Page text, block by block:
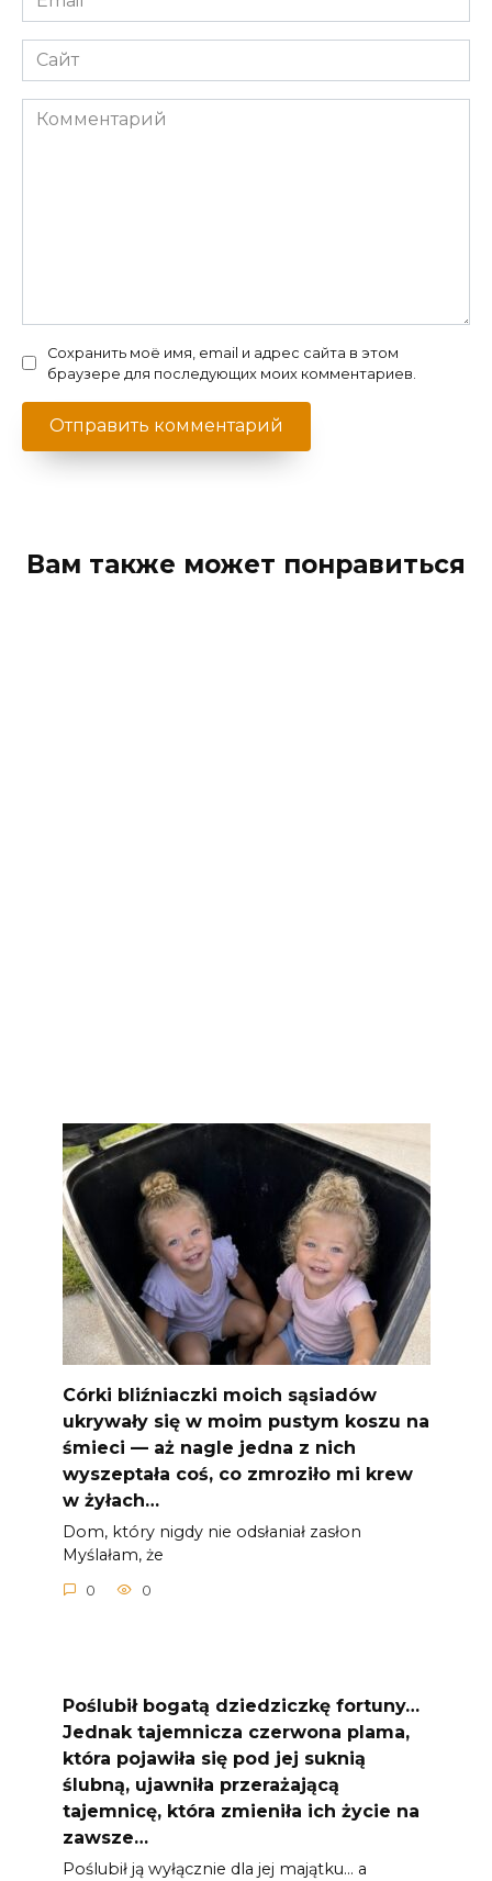
*
Сайт
Комментарий
Сохранить моё имя, email и адрес сайта в этом
браузере для последующих моих комментариев.
Вам также может понравиться
Córki bliźniaczki moich sąsiadów
ukrywały się w moim pustym koszu na
śmieci — aż nagle jedna z nich
wyszeptała coś, co zmroziło mi krew
w żyłach…
Dom, który nigdy nie odsłaniał zasłon
Myślałam, że
0 0
Poślubił bogatą dziedziczkę fortuny…
Jednak tajemnicza czerwona plama,
która pojawiła się pod jej suknią
ślubną, ujawniła przerażającą
tajemnicę, która zmieniła ich życie na
zawsze…
Poślubił ją wyłącznie dla jej majątku… a